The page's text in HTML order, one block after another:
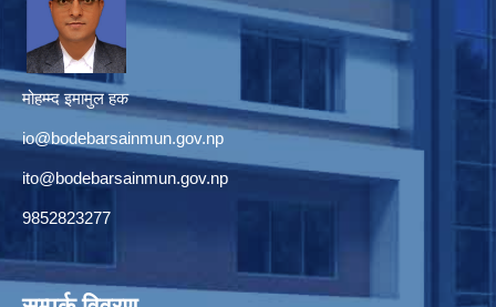
मोहम्म्द इमामुल हक
io@bodebarsainmun.gov.np
ito@bodebarsainmun.gov.np
9852823277